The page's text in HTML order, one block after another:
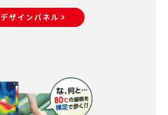
デザインパネル